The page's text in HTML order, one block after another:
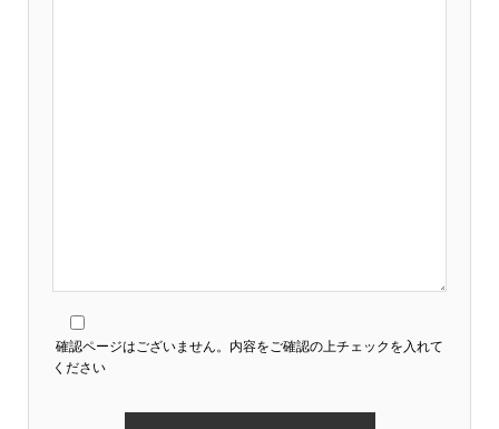
確認ページはございません。内容をご確認の上チェックを入れて
ください